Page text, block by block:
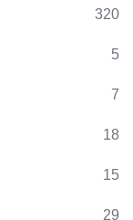
320
5
7
18
15
29